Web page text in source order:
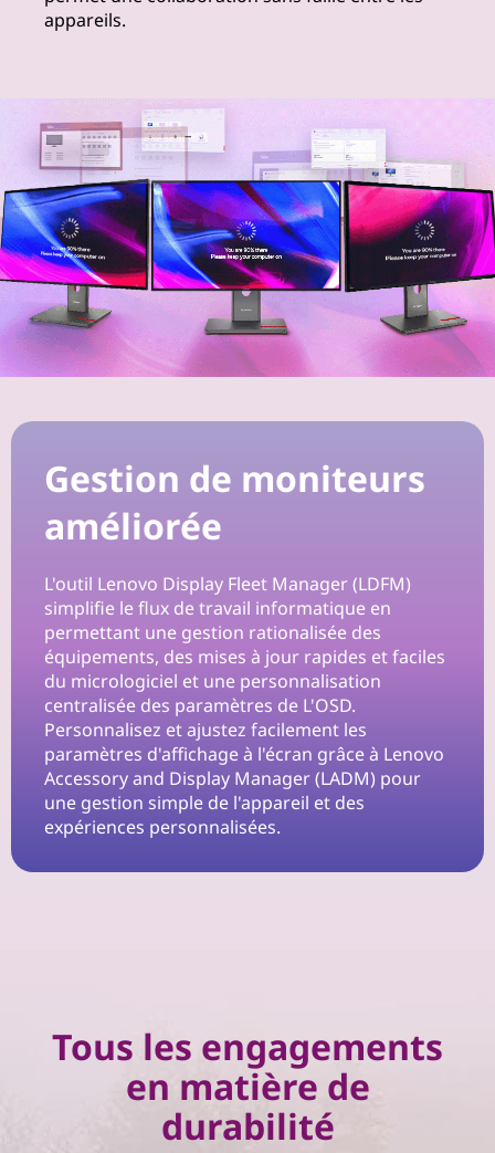
appareils.
Gestion de moniteurs
améliorée
L'outil Lenovo Display Fleet Manager (LDFM)
simplifie le flux de travail informatique en
permettant une gestion rationalisée des
équipements, des mises à jour rapides et faciles
du micrologiciel et une personnalisation
centralisée des paramètres de L'OSD.
Personnalisez et ajustez facilement les
paramètres d'affichage à l'écran grâce à Lenovo
Accessory and Display Manager (LADM) pour
une gestion simple de l'appareil et des
expériences personnalisées.
Tous les engagements
en matière de
durabilité